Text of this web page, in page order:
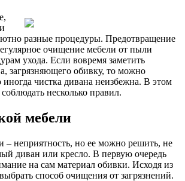
разные процедуры. Предотвращение
очищение мебели от пыли
ухода. Если вовремя заметить
загрязняющего обивку, то можно
чистка дивана неизбежна. В этом
несколько правил.
мебели
– неприятность, но ее можно решить, не
диван или кресло. В первую очередь
на сам материал обивки. Исходя из
способ очищения от загрязнений.